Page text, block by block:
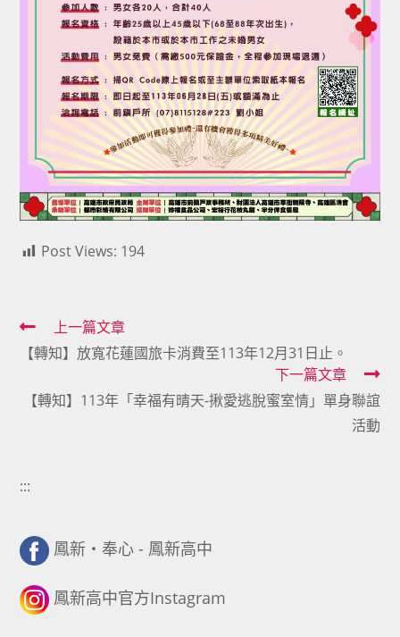
Post Views: 194
Read
more
articles
上一篇文章
【轉知】放寬花蓮國旅卡消費至113年12月31日止。
下一篇文章
【轉知】113年「幸福有晴天-揪愛逃脫蜜室情」單身聯誼
活動
:::
鳳新・奉心 - 鳳新高中
鳳新高中官方Instagram